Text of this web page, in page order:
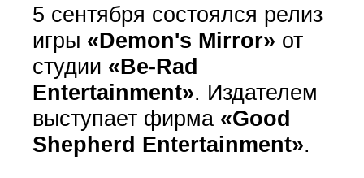
5 сентября состоялся релиз
игры «Demon's Mirror» от
студии «Be-Rad
Entertainment». Издателем
выступает фирма «Good
Shepherd Entertainment».